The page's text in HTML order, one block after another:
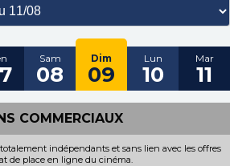
Sam
08
Dim
09
Lun
10
Mar
11
COMMERCIAUX
indépendants et sans lien avec les offres
de place en ligne du cinéma.